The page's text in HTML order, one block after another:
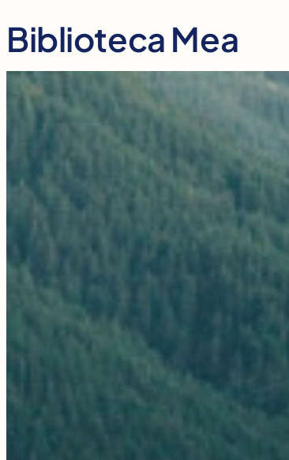
to
Biblioteca Mea